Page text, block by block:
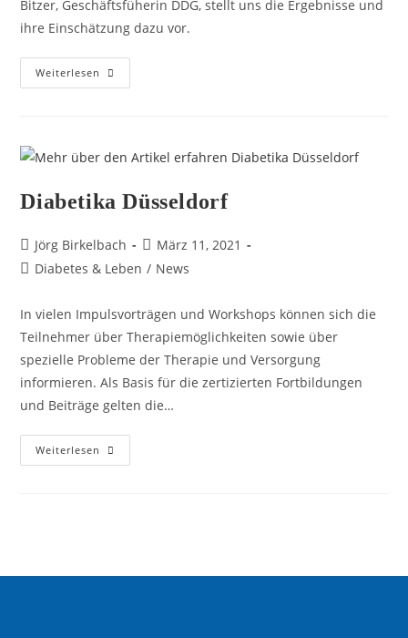
Bitzer, Geschäftsfüherin DDG, stellt uns die Ergebnisse und
ihre Einschätzung dazu vor.
Weiterlesen
Diabetika Düsseldorf
Jörg Birkelbach
März 11, 2021
Diabetes & Leben / News
In vielen Impulsvorträgen und Workshops können sich die
Teilnehmer über Therapiemöglichkeiten sowie über
spezielle Probleme der Therapie und Versorgung
informieren. Als Basis für die zertizierten Fortbildungen
und Beiträge gelten die…
Weiterlesen